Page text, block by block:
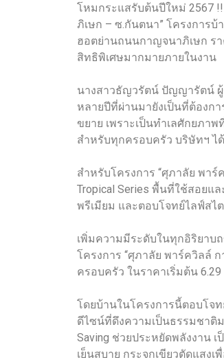
โหมกระแสรับต้นปีใหม่ 2567
ภิเษก – ซ.กันตนา” โครงการ
ฮอตย่านถนนกาญจนาภิเษก รา
สิทธิพิเศษมากมายภายในงาน
นางสาวธัญวรัตน์ ปัญญารัตน์ ผู้
หลายปีที่ผ่านมายังเป็นที่ต้องก
ขยาย เพราะเป็นทำเลศักยภ
สำหรับทุกครอบครัว บริษัทฯ ไ
สำหรับโครงการ “ศุภาลัย พา
Tropical Series พื้นที่ใช้สอย
พรีเมียม และตอบโจทย์ไลฟ์สไ
เพิ่มความมีระดับในทุกอิริยาบ
โครงการ “ศุภาลัย พาร์ควิลล์
ครอบครัว ในราคาเริ่มต้น
โดยบ้านในโครงการนี้ตอบโจ
ดีไซน์ที่ดึงความเป็นธรรมชาติ
Saving ช่วยประหยัดพลังงาน
เย็นสบาย กระจกเขียวตัดแสง